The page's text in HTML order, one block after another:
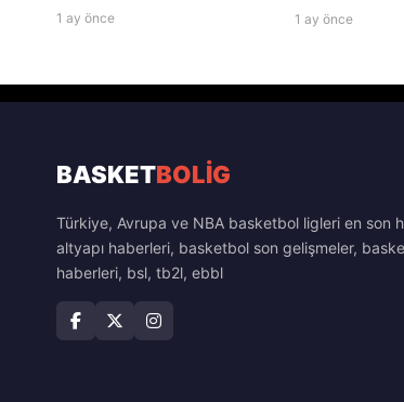
1 ay önce 1 ay önce
BASKETBOLİG
Türkiye, Avrupa ve NBA basketbol ligleri en son
altyapı haberleri, basketbol son gelişmeler,
haberleri, bsl, tb2l, ebbl